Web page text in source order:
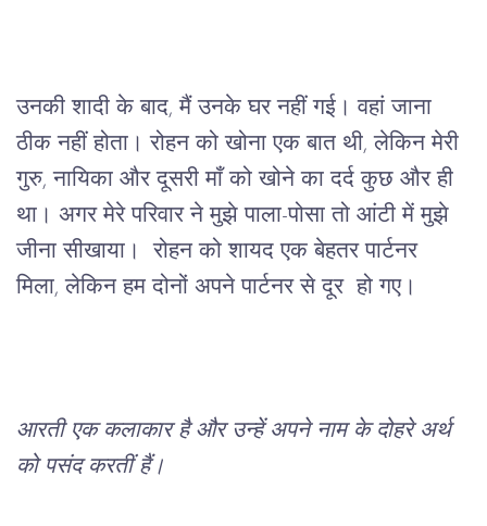
उनकी शादी के बाद, मैं उनके घर नहीं गई। वहां जाना
ठीक नहीं होता। रोहन को खोना एक बात थी, लेकिन मेरी
गुरु, नायिका और दूसरी माँ को खोने का दर्द कुछ और ही
था। अगर मेरे परिवार ने मुझे पाला-पोसा तो आंटी में मुझे
जीना सीखाया। रोहन को शायद एक बेहतर पार्टनर
मिला, लेकिन हम दोनों अपने पार्टनर से दूर हो गए।
आरती एक कलाकार है और उन्हें अपने नाम के दोहरे अर्थ
को पसंद करतीं हैं।